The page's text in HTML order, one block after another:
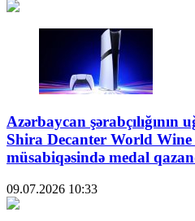
Azərbaycan
Shira Decanter World Wine
müsabiqəsində medal
09.07.2026 10:33